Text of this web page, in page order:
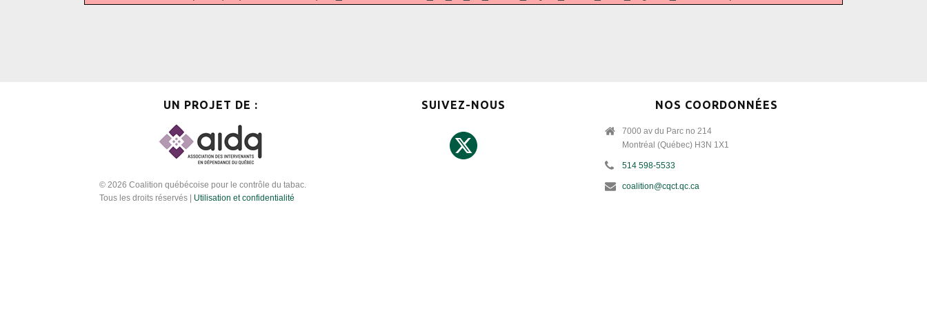
UN PROJET DE :
© 2026 Coalition québécoise pour le contrôle du tabac.
Tous les droits réservés | Utilisation et confidentialité
SUIVEZ-NOUS NOS COORDONNÉES
7000 av du Parc no 214
Montréal (Québec) H3N 1X1
514 598-5533
coalition@cqct.qc.ca